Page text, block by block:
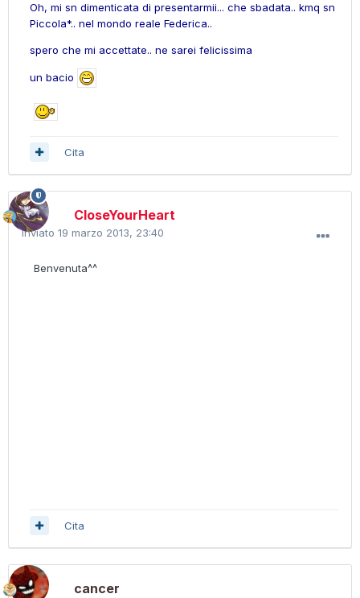
Oh, mi sn dimenticata di presentarmii... che sbadata.. kmq sn
Piccola*.. nel mondo reale Federica..
spero che mi accettate.. ne sarei felicissima
un bacio
Cita
CloseYourHeart
Inviato 19 marzo 2013, 23:40
Benvenuta^^
Cita
cancer